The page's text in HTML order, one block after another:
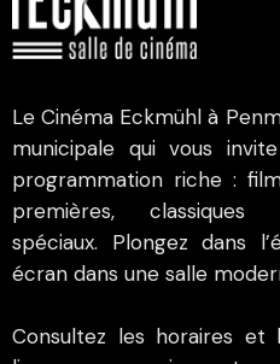
Le Cinéma Eckmühl à
municipale qui vous
programmation riche :
premières,
spéciaux. Plongez dans
écran dans une salle
Consultez les horaires